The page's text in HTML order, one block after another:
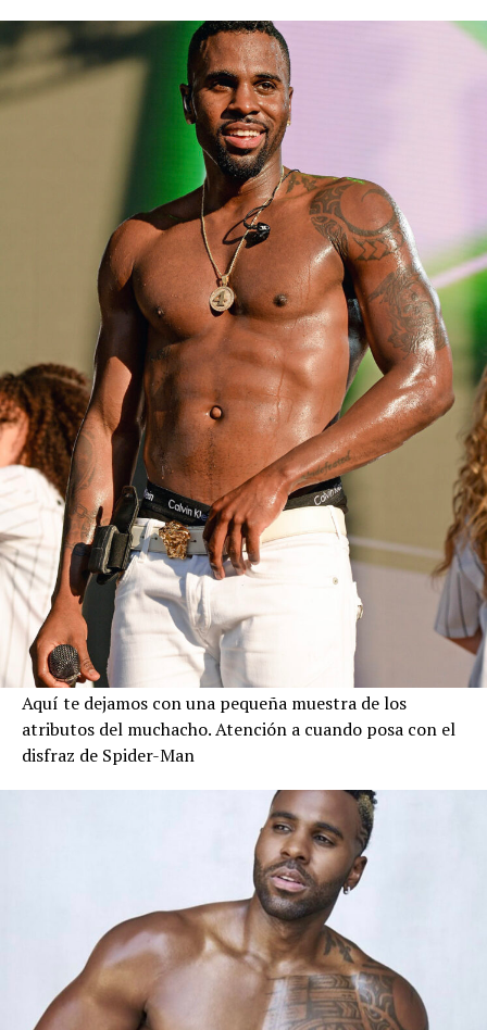
Aquí te dejamos con una pequeña muestra de los
atributos del muchacho. Atención a cuando posa con el
disfraz de Spider-Man